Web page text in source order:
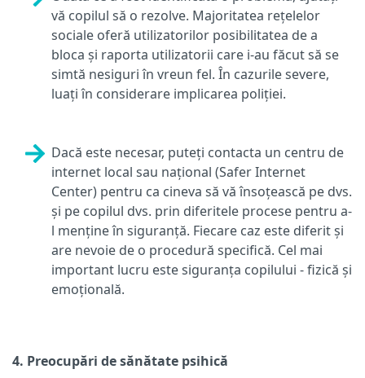
vă copilul să o rezolve. Majoritatea rețelelor
sociale oferă utilizatorilor posibilitatea de a
bloca și raporta utilizatorii care i-au făcut să se
simtă nesiguri în vreun fel. În cazurile severe,
luați în considerare implicarea poliției.
Dacă este necesar, puteți contacta un centru de
internet local sau național (Safer Internet
Center) pentru ca cineva să vă însoțească pe dvs.
și pe copilul dvs. prin diferitele procese pentru a-
l menține în siguranță. Fiecare caz este diferit și
are nevoie de o procedură specifică. Cel mai
important lucru este siguranța copilului - fizică și
emoțională.
4. Preocupări de sănătate psihică